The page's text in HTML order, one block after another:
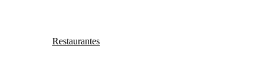
Restaurantes